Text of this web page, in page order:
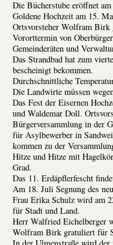
Die Bücherstube eröffnet
Goldene Hochzeit am 15.
Ortsvorsteher Wolfram
Vororttermin von
Gemeinderäten und
Das Strandbad hat zum
bescheinigt bekommen.
Durchschnittliche
Die Landwirte müssen
Das Fest der Eisernen
und Waldemar Doll.
Bürgerversammlung in der
für Asylbewerber in
kommen zu der
Hitze und Hitze mit
Grad.
Das 11. Erdäpflerfescht
Am 18. Juli Segnung des
Frau Erika Schulz wird am
für Stadt und Land.
Herr Walfried Eichelberger
Wolfram Birk gratuliert für
In der Ulmenstraße wird